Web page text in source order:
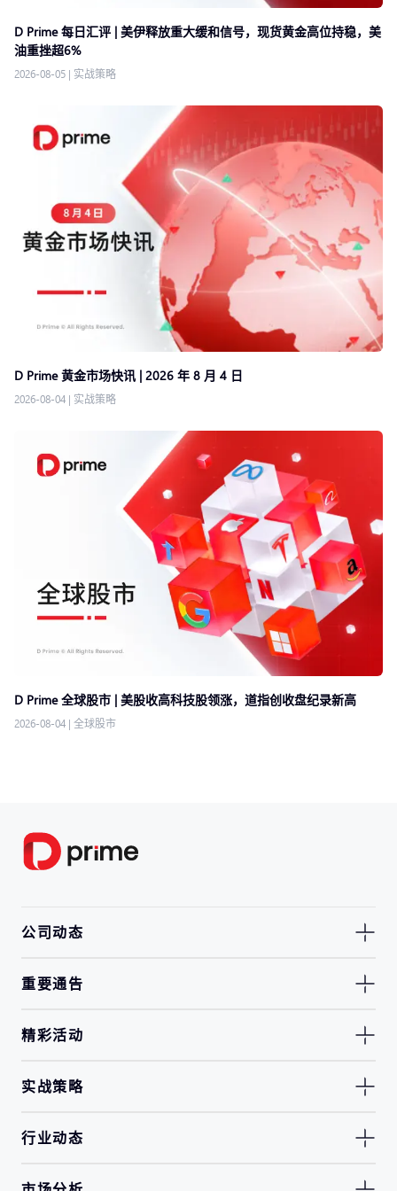
D Prime 每日汇评 | 美伊释放重大缓和信号，现货黄金高位持稳，美
油重挫超6%
2026-08-05 | 实战策略
D Prime 黄金市场快讯 | 2026 年 8 月 4 日
2026-08-04 | 实战策略
D Prime 全球股市 | 美股收高科技股领涨，道指创收盘纪录新高
2026-08-04 | 全球股市
公司动态
重要通告
精彩活动
实战策略
行业动态